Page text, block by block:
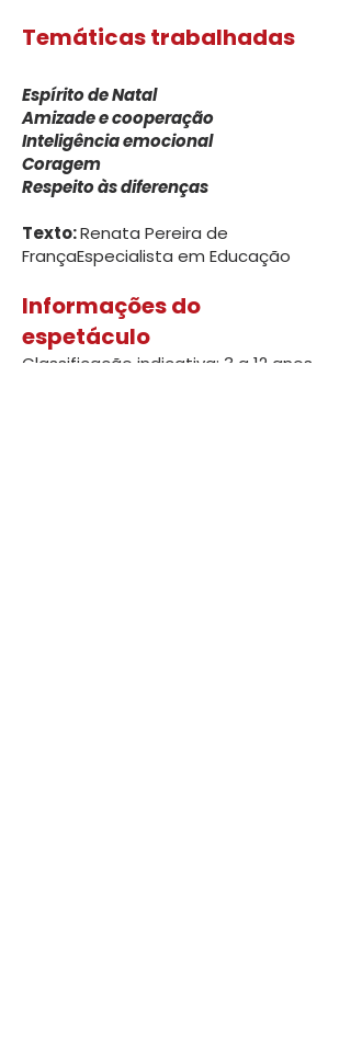
Temáticas trabalhadas
Espírito de Natal
Amizade e cooperação
Inteligência emocional
Coragem
Respeito às diferenças
Texto:Renata Pereira de
FrançaEspecialista em Educação
Informações do
espetáculo
Classificação indicativa: 3 a 12 anos